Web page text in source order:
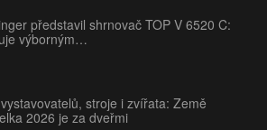
představil shrnovač TOP V 6520 C:
výborným…
stroje i zvířata: Země
2026 je za dveřmi